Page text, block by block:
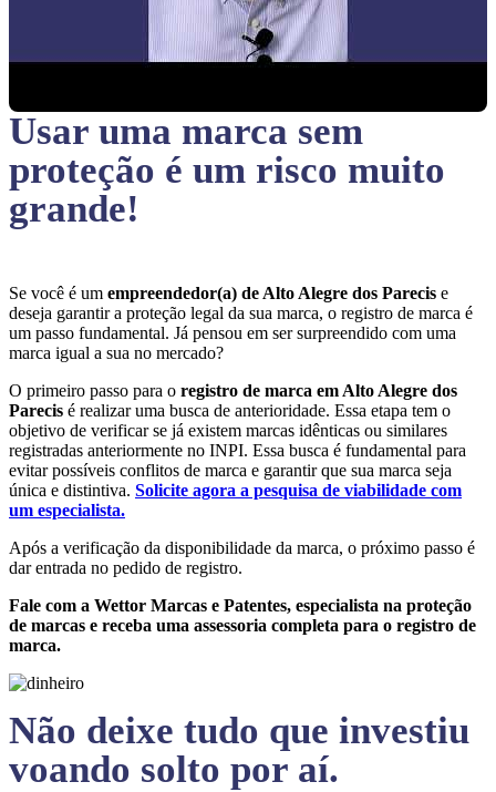
Usar uma marca sem
proteção é um risco muito
grande!
Se você é um empreendedor(a) de Alto Alegre dos Parecis e
deseja garantir a proteção legal da sua marca, o registro de marca é
um passo fundamental. Já pensou em ser surpreendido com uma
marca igual a sua no mercado?
O primeiro passo para o registro de marca em Alto Alegre dos
Parecis é realizar uma busca de anterioridade. Essa etapa tem o
objetivo de verificar se já existem marcas idênticas ou similares
registradas anteriormente no INPI. Essa busca é fundamental para
evitar possíveis conflitos de marca e garantir que sua marca seja
única e distintiva. Solicite agora a pesquisa de viabilidade com
um especialista.
Após a verificação da disponibilidade da marca, o próximo passo é
dar entrada no pedido de registro.
Fale com a Wettor Marcas e Patentes, especialista na proteção
de marcas e receba uma assessoria completa para o registro de
marca.
Não deixe tudo que investiu
voando solto por aí.